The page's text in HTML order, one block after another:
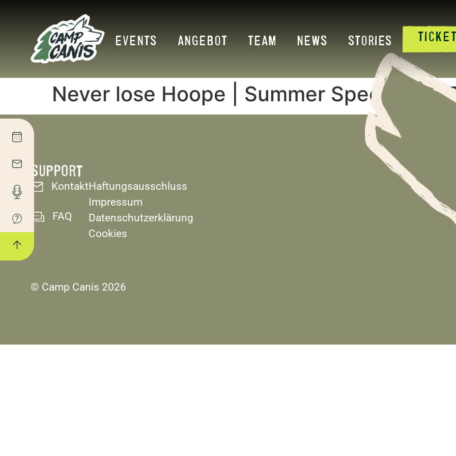
EVENTS ANGEBOT TEAM NEWS STORIES
Never lose Hoope | Summer Special
SUPPORT
Kontakt
FAQ
Haftungsausschluss
Impressum
Datenschutzerklärung
Cookies
© Camp Canis 2026